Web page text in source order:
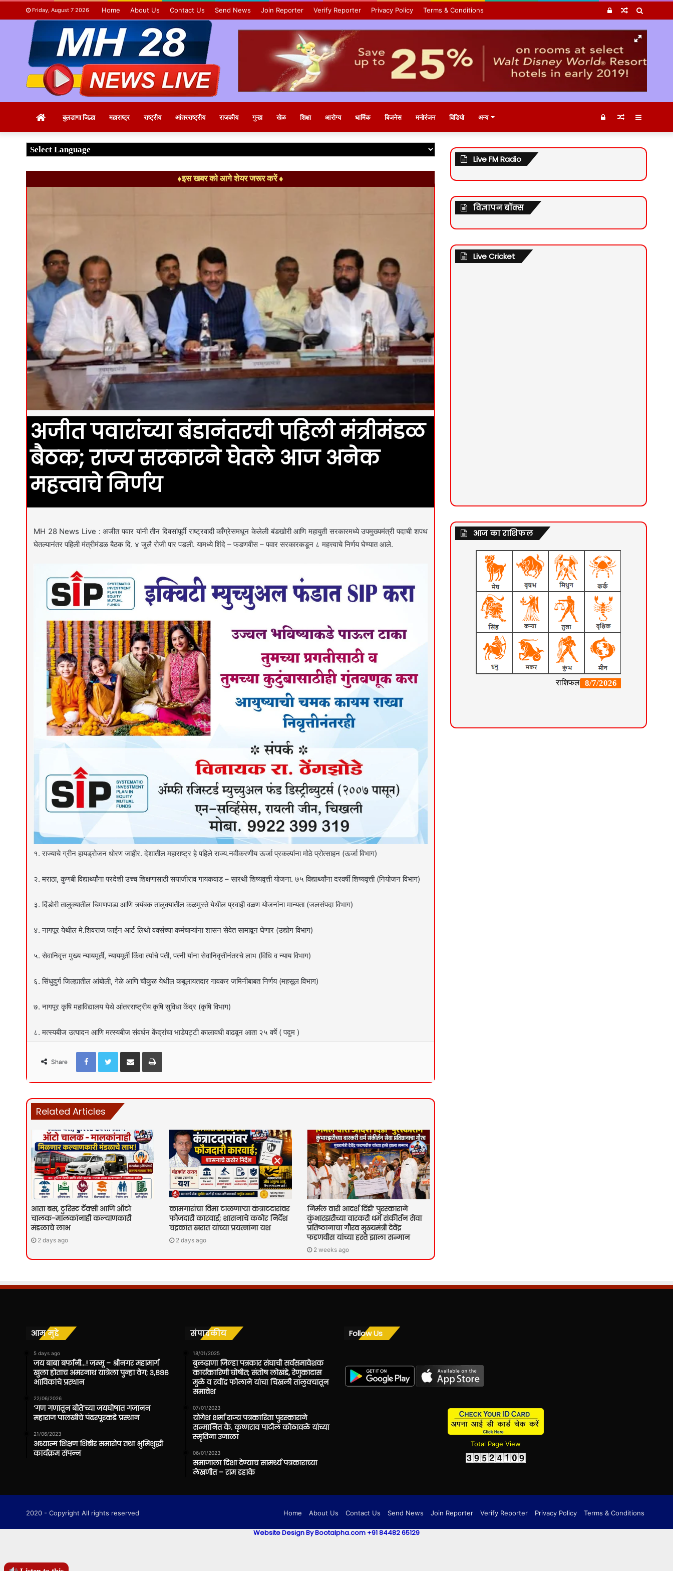
Friday, August 7 2026 Home About Us Contact Us Send News Join Reporter Verify Reporter Privacy Policy Terms & Conditions Random
Log
Homeबुलडाणा जिल्हा महाराष्ट्र राष्ट्रीय आंतरराष्ट्रीय राजकीय गुन्हा खेळ शिक्षा आरोग्य धार्मिक बिजनेस मनोरंजन विडियो अन्य Sidebar
Random
Article
Log
In
♦इस खबर को आगे शेयर जरूर करें ♦
अजीत पवारांच्या बंडानंतरची पहिली मंत्रीमंडळ
बैठक; राज्य सरकारने घेतले आज अनेक
महत्त्वाचे निर्णय
MH 28 News Live : अजीत पवार यांनी तीन दिवसांपूर्वी राष्ट्रवादी काँग्रेसमधून केलेली बंडखोरी आणि महायुती सरकारमध्ये उपमुख्यमंत्री पदाची शपथ
घेतल्यानंतर पहिली मंत्रीमंडळ बैठक दि. ४ जुलै रोजी पार पडली. यामध्ये शिंदे – फडणवीस – पवार सरकारकडून ८ महत्त्वाचे निर्णय घेण्यात आले.
१. राज्याचे ग्रीन हायड्रोजन धोरण जाहीर. देशातील महाराष्ट्र हे पहिले राज्य.नवीकरणीय ऊर्जा प्रकल्पांना मोठे प्रोत्साहन (ऊर्जा विभाग)
२. मराठा, कुणबी विद्यार्थ्यांना परदेशी उच्च शिक्षणासाठी सयाजीराव गायकवाड – सारथी शिष्यवृत्ती योजना. ७५ विद्यार्थ्यांना दरवर्षी शिष्यवृत्ती (नियोजन विभाग)
३. दिंडोरी तालुक्यातील चिमणपाडा आणि त्र्यंबक तालुक्यातील कळमुस्ते येथील प्रवाही वळण योजनांना मान्यता (जलसंपदा विभाग)
४. नागपूर येथील मे.शिवराज फाईन आर्ट लिथो वर्क्सच्या कर्मचाऱ्यांना शासन सेवेत सामावून घेणार (उद्योग विभाग)
५. सेवानिवृत्त मुख्य न्यायमूर्ती, न्यायमूर्ती किंवा त्यांचे पती, पत्नी यांना सेवानिवृत्तीनंतरचे लाभ (विधि व न्याय विभाग)
६. सिंधुदुर्ग जिल्ह्यातील आंबोली, गेळे आणि चौकुळ येथील कबूलायतदार गावकर जमिनीबाबत निर्णय (महसूल विभाग)
७. नागपूर कृषि महाविद्यालय येथे आंतरराष्ट्रीय कृषि सुविधा केंद्र (कृषि विभाग)
८. मत्स्यबीज उत्पादन आणि मत्स्यबीज संवर्धन केंद्रांचा भाडेपट्टी कालावधी वाढवून आता २५ वर्षे ( पदुम )
Share
FacebookTwitterShare via Email Print
Related Articles
आता बस, टुरिस्ट टॅक्सी आणि ऑटो
चालक-मालकांनाही कल्याणकारी
मंडळाचे लाभ
2 days ago
कामगारांचा विमा टाळणाऱ्या कंत्राटदारांवर
फौजदारी कारवाई; शासनाचे कठोर निर्देश
चंद्रकांत खरात यांच्या प्रयत्नांना यश
2 days ago
निर्मल वारी आदर्श दिंडी’ पुरस्काराने
कुंभारझरीच्या वारकरी धर्म संकीर्तन सेवा
प्रतिष्ठानाचा गौरव मुख्यमंत्री देवेंद्र
फडणवीस यांच्या हस्ते झाला सन्मान
2 weeks ago
Live FM Radio
विज्ञापन बॉक्स
Live Cricket
आज का राशिफल
आम मुद्दे
5 days ago
जय बाबा बर्फानी…! जम्मू – श्रीनगर महामार्ग
खुला होताच अमरनाथ यात्रेला पुन्हा वेग; ३,८८६
भाविकांचे प्रस्थान
22/06/2026
‘गण गणातून बोते’च्या जयघोषात गजानन
महाराज पालखीचे पंढरपूरकडे प्रस्थान
21/06/2023
अध्यात्म शिक्षण शिबीर समारोप तथा भुमिशुद्धी
कार्यक्रम संपन्न
संपादकीय
18/01/2025
बुलढाणा जिल्हा पत्रकार संघाची सर्वसमावेशक
कार्यकारिणी घोषीत; संतोष लोखंडे, रेणुकादास
मुळे व रवींद्र फोलाने यांचा चिखली तालुक्यातून
समावेश
07/01/2023
योगेश शर्मा राज्य पत्रकारिता पुरस्काराने
सन्मानित कै. कृष्णराव पाटील कोठावळे यांच्या
स्मृतिना उजाळा
06/01/2023
समाजाला दिशा देण्याच सामर्थ्य पत्रकाराच्या
लेखणीत – राम डहाके
Follow Us
Total Page View
2020 - Copyright All rights reserved Home About Us Contact Us Send News Join Reporter Verify Reporter Privacy Policy Terms & Conditions
Website Design By Bootalpha.com +91 84482 65129